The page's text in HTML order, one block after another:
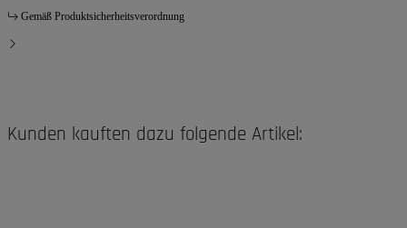
Gemäß Produktsicherheitsverordnung
Kunden kauften dazu folgende Artikel: